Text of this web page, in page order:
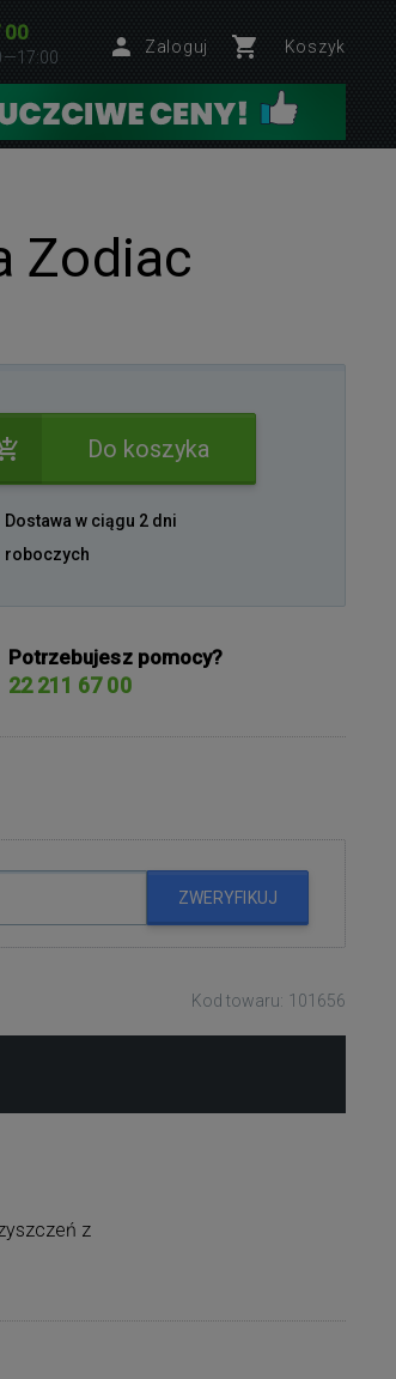
00
Zaloguj Koszyk
Zodiac
Do koszyka
Dostawa w ciągu 2 dni
roboczych
Potrzebujesz pomocy?
22 211 67 00
ZWERYFIKUJ
Kod towaru: 101656
z